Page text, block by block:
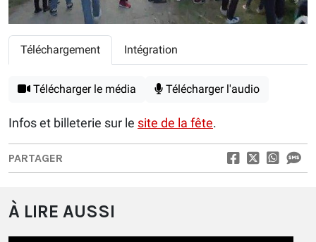
Téléchargement Intégration
Télécharger le média Télécharger l'audio
Infos et billeterie sur le site de la fête.
PARTAGER
À LIRE AUSSI